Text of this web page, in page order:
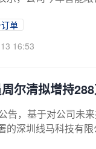
单
16:53
尔清拟增持
告，基于对公司未
的深圳线马科技有